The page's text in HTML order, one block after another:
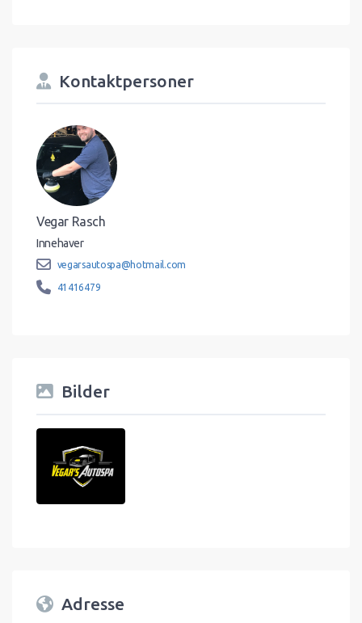
Kontaktpersoner
Vegar Rasch
Innehaver
vegarsautospa@hotmail.com
41416479
Bilder
Adresse